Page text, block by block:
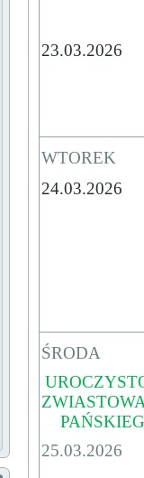
23.03.2026
WTOREK
24.03.2026
ŚRODA
25.03.2026